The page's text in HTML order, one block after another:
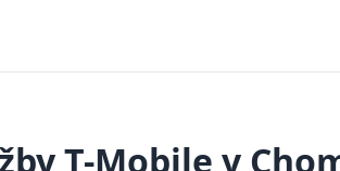
T-Mobile v